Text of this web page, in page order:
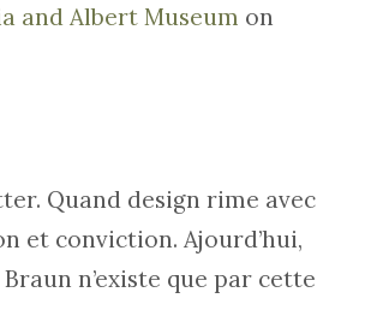
and Albert Museum on
Quand design rime avec
et conviction. Ajourd’hui,
n’existe que par cette